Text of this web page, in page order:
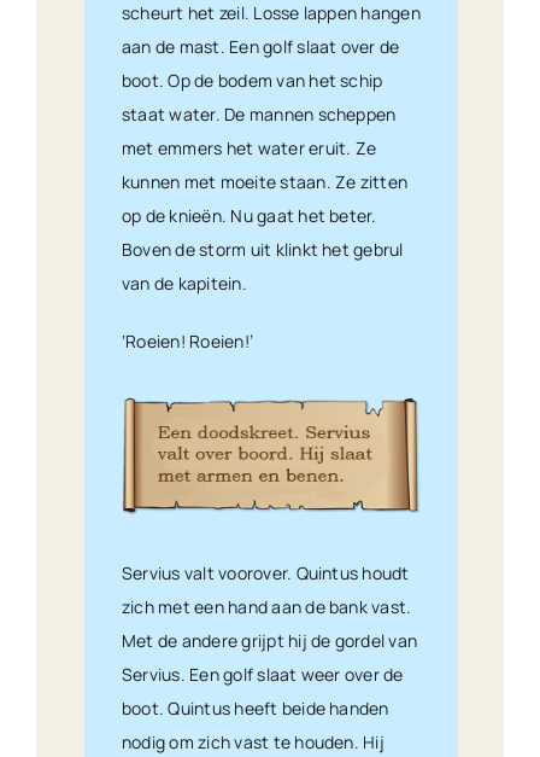
scheurt het zeil. Losse lappen hangen
aan de mast. Een golf slaat over de
boot. Op de bodem van het schip
staat water. De mannen scheppen
met emmers het water eruit. Ze
kunnen met moeite staan. Ze zitten
op de knieën. Nu gaat het beter.
Boven de storm uit klinkt het gebrul
van de kapitein.
‘Roeien! Roeien!’
Servius valt voorover. Quintus houdt
zich met een hand aan de bank vast.
Met de andere grijpt hij de gordel van
Servius. Een golf slaat weer over de
boot. Quintus heeft beide handen
nodig om zich vast te houden. Hij